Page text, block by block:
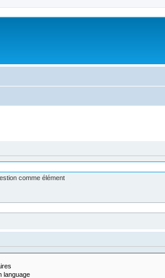
comme élément